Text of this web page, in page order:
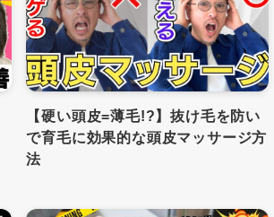
【硬い頭皮=薄毛!?】抜け毛を防い
で育毛に効果的な頭皮マッサージ方
法